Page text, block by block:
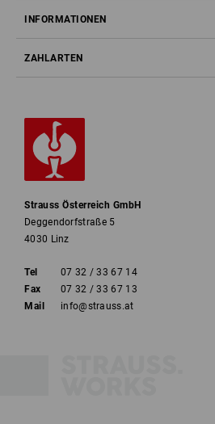
INFORMATIONEN
ZAHLARTEN
Strauss Österreich GmbH
Deggendorfstraße 5
4030 Linz
Tel
07 32 / 33 67 14
Fax
07 32 / 33 67 13
Mail
info@strauss.at